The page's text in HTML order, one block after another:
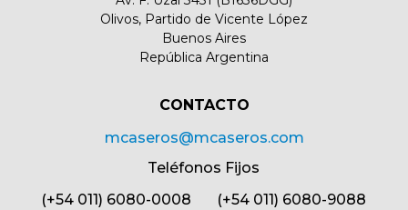
Olivos, Partido de Vicente López
Buenos Aires
República Argentina
CONTACTO​
mcaseros@mcaseros.com
Teléfonos Fijos
(+54 011) 6080-0008 (+54 011) 6080-9088